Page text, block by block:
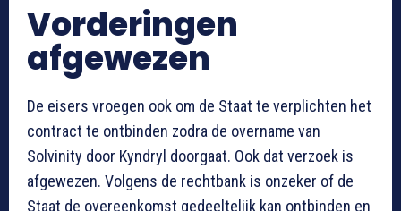
Vorderingen
afgewezen
De eisers vroegen ook om de Staat te verplichten het
contract te ontbinden zodra de overname van
Solvinity door Kyndryl doorgaat. Ook dat verzoek is
afgewezen. Volgens de rechtbank is onzeker of de
Staat de overeenkomst gedeeltelijk kan ontbinden en